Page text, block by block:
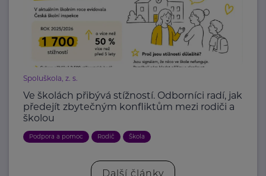
Spoluškola, z. s.
Ve školách přibývá stížností. Odborníci radí, jak
předejít zbytečným konfliktům mezi rodiči a
školou
Podpora a pomoc Rodič Škola
Další články